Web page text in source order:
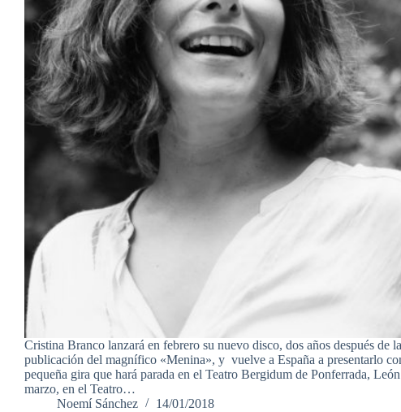
Cristina Branco lanzará en febrero su nuevo disco, dos años después de la
publicación del magnífico «Menina», y vuelve a España a presentarlo
pequeña gira que hará parada en el Teatro Bergidum de Ponferrada,
marzo, en el Teatro…
Noemí Sánchez
14/01/2018